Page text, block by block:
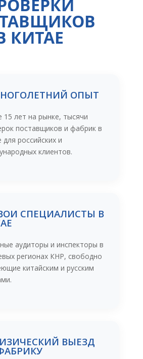
КИТАЕ
ОПЫТ
15 лет на рынке, тысячи
поставщиков и фабрик в
для российских и
клиентов.
СПЕЦИАЛИСТЫ В
аудиторы и инспекторы в
регионах КНР, свободно
китайским и русским
ВЫЕЗД